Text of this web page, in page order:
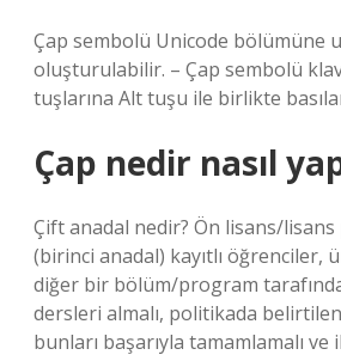
Çap sembolü Unicode bölümüne
oluşturulabilir. – Çap sembolü
tuşlarına Alt tuşu ile birlikte
Çap nedir nasıl
Çift anadal nedir? Ön lisans/lisans
(birinci anadal) kayıtlı öğrenciler,
diğer bir bölüm/program
dersleri almalı, politikada
bunları başarıyla tamamlamalı